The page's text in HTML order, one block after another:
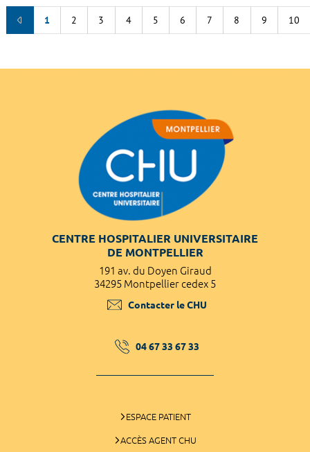
1 2 3 4 5 6 7 8 9 10
CENTRE HOSPITALIER UNIVERSITAIRE
DE MONTPELLIER
191 av. du Doyen Giraud
34295 Montpellier cedex 5
Contacter le CHU
04 67 33 67 33
ESPACE PATIENT
ACCÈS AGENT CHU